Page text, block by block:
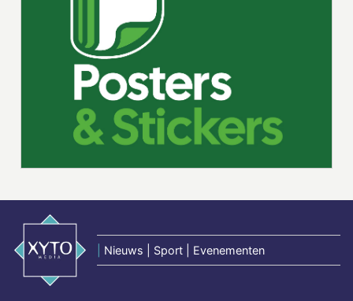
Nieuws | Sport | Evenementen